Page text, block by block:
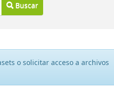
Buscar
o solicitar acceso a archivos